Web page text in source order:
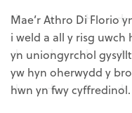
Mae’r Athro Di Florio
i weld a all y risg
yn uniongyrchol
yw hyn oherwydd y
hwn yn fwy cyffredinol.